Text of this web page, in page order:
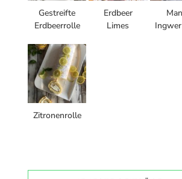
Gestreifte
Erdbeerrolle
Erdbeer
Limes
Zitronenrolle